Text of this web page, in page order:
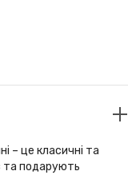
– це класичні та
та подарують